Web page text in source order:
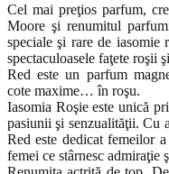
Cel mai preţios parfum,
Moore şi renumitul
speciale şi rare de iasomie
spectaculoasele faţete roşii
Red este un parfum
cote maxime… în roşu.
Iasomia Roşie este unică
pasiunii şi senzualităţii. Cu
Red este dedicat femeilor
femei ce stârnesc admiraţie